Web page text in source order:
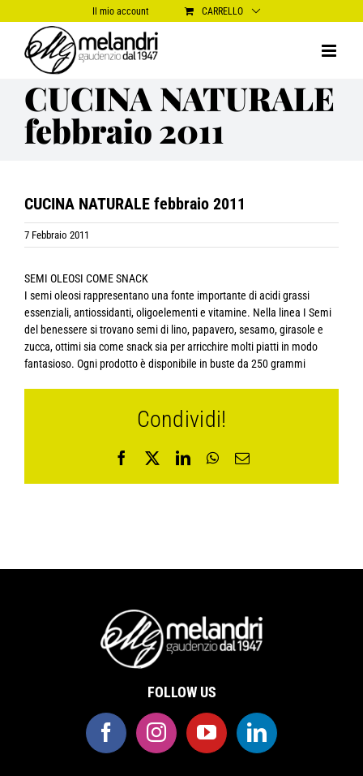
al
contenuto
Il mio account CARRELLO
CUCINA NATURALE
febbraio 2011
CUCINA NATURALE febbraio 2011
7 Febbraio 2011
SEMI OLEOSI COME SNACK
I semi oleosi rappresentano una fonte importante di acidi grassi
essenziali, antiossidanti, oligoelementi e vitamine. Nella linea I Semi
del benessere si trovano semi di lino, papavero, sesamo, girasole e
zucca, ottimi sia come snack sia per arricchire molti piatti in modo
fantasioso. Ogni prodotto è disponibile in buste da 250 grammi
Condividi!
Facebook
X LinkedInWhatsApp
Email
FOLLOW US